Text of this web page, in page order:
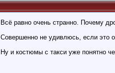
Всё равно очень странно. Почему
Совершенно не удивлюсь, если это
Ну и костюмы с такси уже понятно